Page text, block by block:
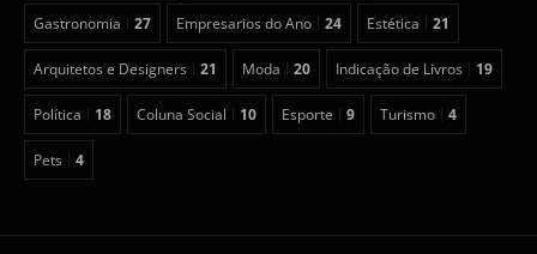
Gastronomia 27 Empresarios do Ano 24 Estética 21
Arquitetos e Designers 21 Moda 20 Indicação de Livros 19
Política 18 Coluna Social 10 Esporte 9 Turismo 4
Pets 4